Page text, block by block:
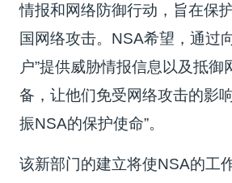
情报和网络防御行动，旨在保
国网络攻击。NSA希望，通过
户”提供威胁情报信息以及抵御
备，让他们免受网络攻击的影
振NSA的保护使命”。
该新部门的建立将使NSA的工